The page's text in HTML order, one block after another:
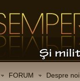
FORUM Despre noi